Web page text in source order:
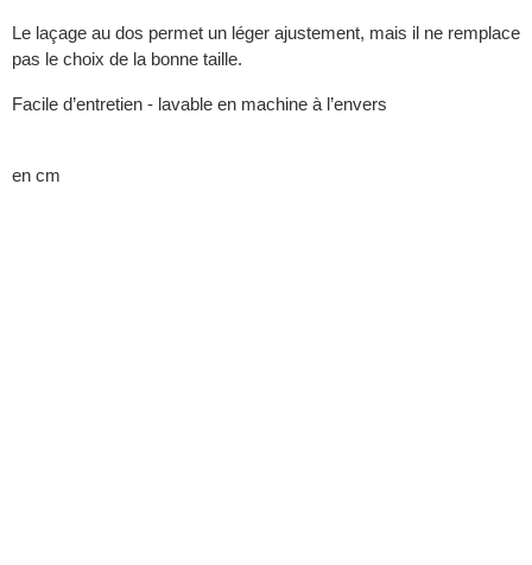
Le laçage au dos permet un léger ajustement, mais il ne remplace
pas le choix de la bonne taille.
Facile d’entretien - lavable en machine à l’envers
en cm